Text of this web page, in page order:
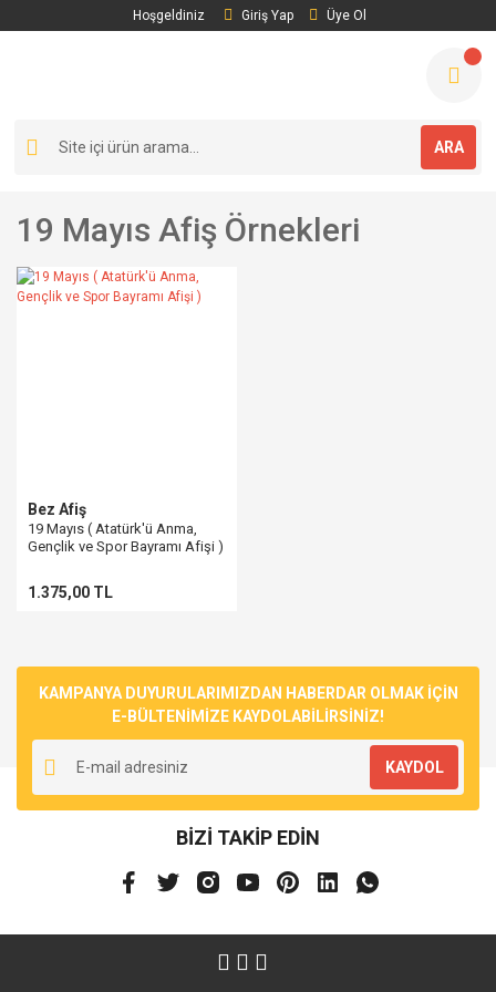
Hoşgeldiniz Giriş Yap Üye Ol
ARA
19 Mayıs Afiş Örnekleri
Bez Afiş
19 Mayıs ( Atatürk'ü Anma,
Gençlik ve Spor Bayramı Afişi )
1.375,00 TL
KAMPANYA DUYURULARIMIZDAN HABERDAR OLMAK İÇİN
E-BÜLTENİMİZE KAYDOLABİLİRSİNİZ!
KAYDOL
BİZİ TAKİP EDİN